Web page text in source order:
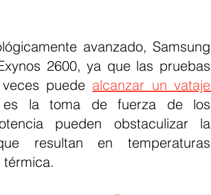
avanzado, Samsung
2600, ya que las pruebas
puede alcanzar un vataje
la toma de fuerza de los
pueden obstaculizar la
resultan en temperaturas